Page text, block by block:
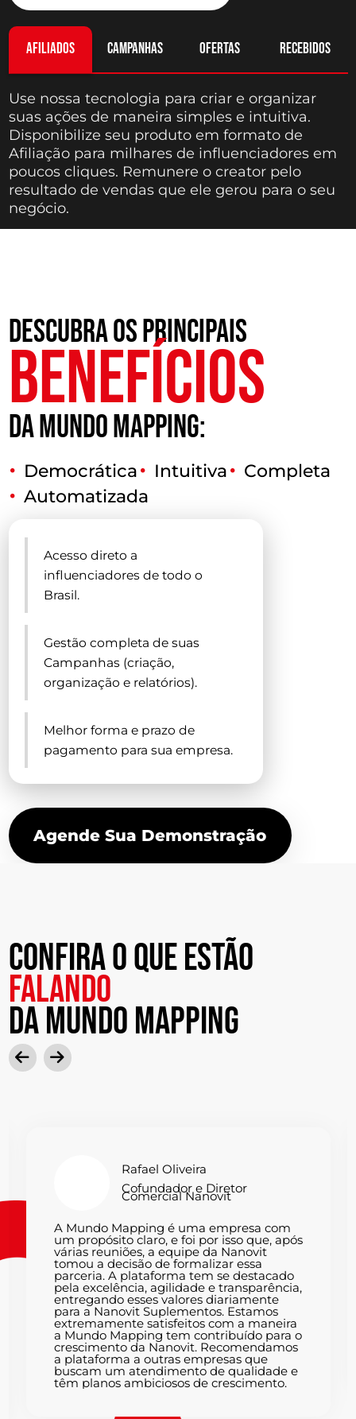
afiliados campanhas ofertas recebidos
Use nossa tecnologia para criar e organizar
suas ações de maneira simples e intuitiva.
Disponibilize seu produto em formato de
Afiliação para milhares de influenciadores em
poucos cliques. Remunere o creator pelo
resultado de vendas que ele gerou para o seu
negócio.
DESCUBRA OS PRINCIPAIS
BENEFÍCIOS
DA MUNDO MAPPING:
Democrática Intuitiva
Completa
Automatizada
Acesso direto a
influenciadores de todo o
Brasil.
Gestão completa de suas
Campanhas (criação,
organização e relatórios).
Melhor forma e prazo de
pagamento para sua empresa.
Agende Sua Demonstração
Confira o que estão
falando
da mundo mapping
Rafael Oliveira
Cofundador e Diretor
Comercial Nanovit
A Mundo Mapping é uma empresa com
um propósito claro, e foi por isso que, após
várias reuniões, a equipe da Nanovit
tomou a decisão de formalizar essa
parceria. A plataforma tem se destacado
pela excelência, agilidade e transparência,
entregando esses valores diariamente
para a Nanovit Suplementos. Estamos
extremamente satisfeitos com a maneira
a Mundo Mapping tem contribuído para o
crescimento da Nanovit. Recomendamos
a plataforma a outras empresas que
buscam um atendimento de qualidade e
têm planos ambiciosos de crescimento.